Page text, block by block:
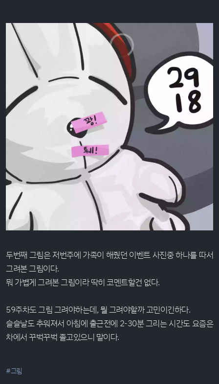
두번째 그림은 저번주에 가족이 해줬던 이벤트 사진중 하나를 따서
그려본 그림이다.
뭐 가볍게 그려본 그림이라 딱히 코멘트할건 없다.
59주차도 그림 그려야하는데, 뭘 그려야할까 고민이긴하다.
슬슬날도 추워져서 아침에 출근전에 2-30분 그리는 시간도 요즘은
차에서 꾸벅꾸벅 졸고있으니 말이다.
#그림